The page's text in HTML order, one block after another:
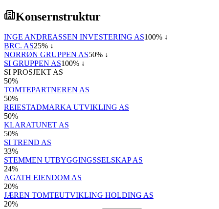
Konsernstruktur
INGE ANDREASSEN INVESTERING AS100% ↓
BRC. AS25% ↓
NORRØN GRUPPEN AS50% ↓
SI GRUPPEN AS100% ↓
SI PROSJEKT AS
50%
TOMTEPARTNEREN AS
50%
REIESTADMARKA UTVIKLING AS
50%
KLARATUNET AS
50%
SI TREND AS
33%
STEMMEN UTBYGGINGSSELSKAP AS
24%
AGATH EIENDOM AS
20%
JÆREN TOMTEUTVIKLING HOLDING AS
20%